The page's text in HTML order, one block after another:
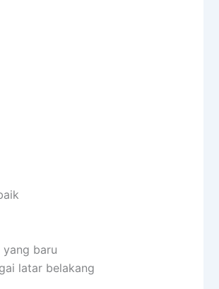
baru
latar belakang